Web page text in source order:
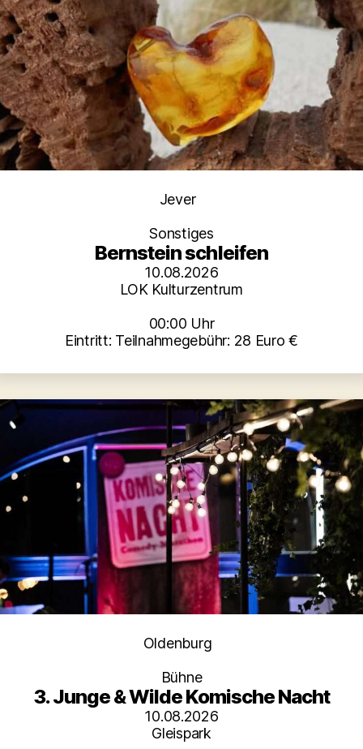
Kategorien
Jever
Sonstiges
Bernstein schleifen
10.08.2026
LOK Kulturzentrum
00:00 Uhr
Eintritt: Teilnahmegebühr: 28 Euro €
Kategorien
Oldenburg
Bühne
3. Junge & Wilde Komische Nacht
10.08.2026
Gleispark